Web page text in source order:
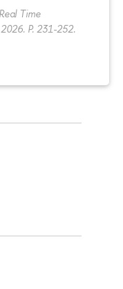
Time
P. 231-252.